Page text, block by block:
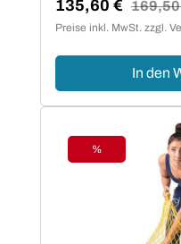
Verkaufspreis:
135,60 €
Preise inkl. MwSt. zzgl.
In den
Rabatt
%